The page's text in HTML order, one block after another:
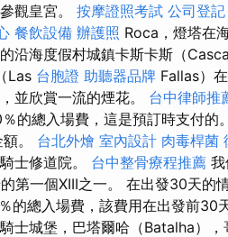
觀皇宮。 按摩證照考試 公司登記
餐飲設備 辦護照 Roca，燈塔在
沿海度假村城鎮卡斯卡斯（
Las 台胞證 助聽器品牌 Fallas）
並欣賞一流的煙花。 台中律師推
的總入場費，這是預訂時支付的。
。 台北外燴 室內設計 肉毒桿菌
士修道院。 台中整骨療程推薦
第一個XIII之一。 在出發30天的
的總入場費，該費用在出發前30
士城堡，巴塔爾哈（Batalha）